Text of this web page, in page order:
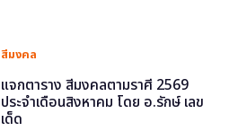
สีมงคล
แจกตาราง สีมงคลตามราศี 2569
ประจำเดือนสิงหาคม โดย อ.รักษ์ เลข
เด็ด